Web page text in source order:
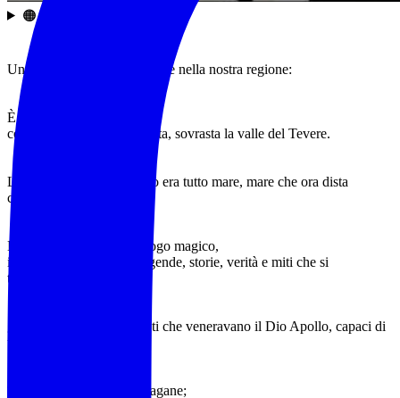
🟠 𝗗𝗘𝗦𝗖𝗥𝗜𝗭𝗜𝗢𝗡𝗘
Una singolarità carsica si erge nella nostra regione:
È il monte Soratte che,
con i suoi 691 metri di quota, sovrasta la valle del Tevere.
Là, dove un tempo lontano era tutto mare, mare che ora dista
chilometri.
Da sempre reputato un luogo magico,
il Soratte è custode di leggende, storie, verità e miti che si
tramandano da millenni:
gli Hirpi Sorani, i sacerdoti che veneravano il Dio Apollo, capaci di
trasformarsi in lupi;
gli eremi sorti su rovine pagane;